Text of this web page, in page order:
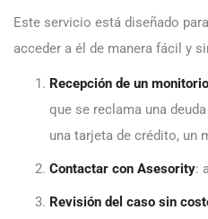
Este servicio está diseñado
acceder a él de manera fácil y
Recepción de un
que se reclama una
una tarjeta de crédito, un
Contactar con Asesority:
Revisión del caso sin